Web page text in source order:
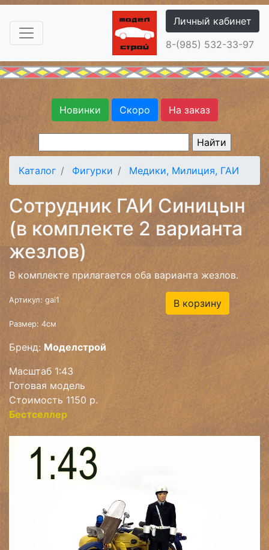
Личный кабинет
8-(985) 532-33-97
Новинки Скоро На заказ
Каталог Фигурки Медики, Милиция, ГАИ
Сотрудник ГАИ Синицын
(в комплекте 2 варианта
жезлов)
В комплекте прилагается оба варианта жезлов.
Артикул: gai1
Размер: 4см
Бренд: Моделстрой
Масштаб 1:43
Готовая модель
Стоимость 1150 р.
Бестселлер
В корзину